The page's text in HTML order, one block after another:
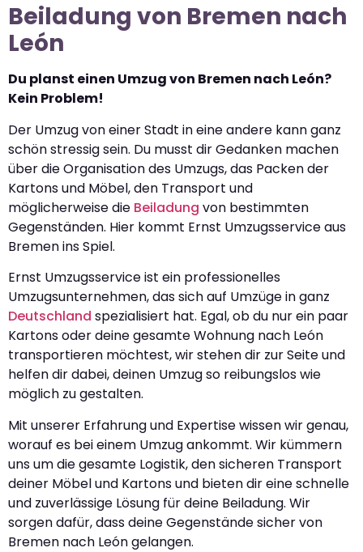
Beiladung von Bremen nach
León
Du planst einen Umzug von Bremen nach León?
Kein Problem!
Der Umzug von einer Stadt in eine andere kann ganz
schön stressig sein. Du musst dir Gedanken machen
über die Organisation des Umzugs, das Packen der
Kartons und Möbel, den Transport und
möglicherweise die Beiladung von bestimmten
Gegenständen. Hier kommt Ernst Umzugsservice aus
Bremen ins Spiel.
Ernst Umzugsservice ist ein professionelles
Umzugsunternehmen, das sich auf Umzüge in ganz
Deutschland spezialisiert hat. Egal, ob du nur ein paar
Kartons oder deine gesamte Wohnung nach León
transportieren möchtest, wir stehen dir zur Seite und
helfen dir dabei, deinen Umzug so reibungslos wie
möglich zu gestalten.
Mit unserer Erfahrung und Expertise wissen wir genau,
worauf es bei einem Umzug ankommt. Wir kümmern
uns um die gesamte Logistik, den sicheren Transport
deiner Möbel und Kartons und bieten dir eine schnelle
und zuverlässige Lösung für deine Beiladung. Wir
sorgen dafür, dass deine Gegenstände sicher von
Bremen nach León gelangen.